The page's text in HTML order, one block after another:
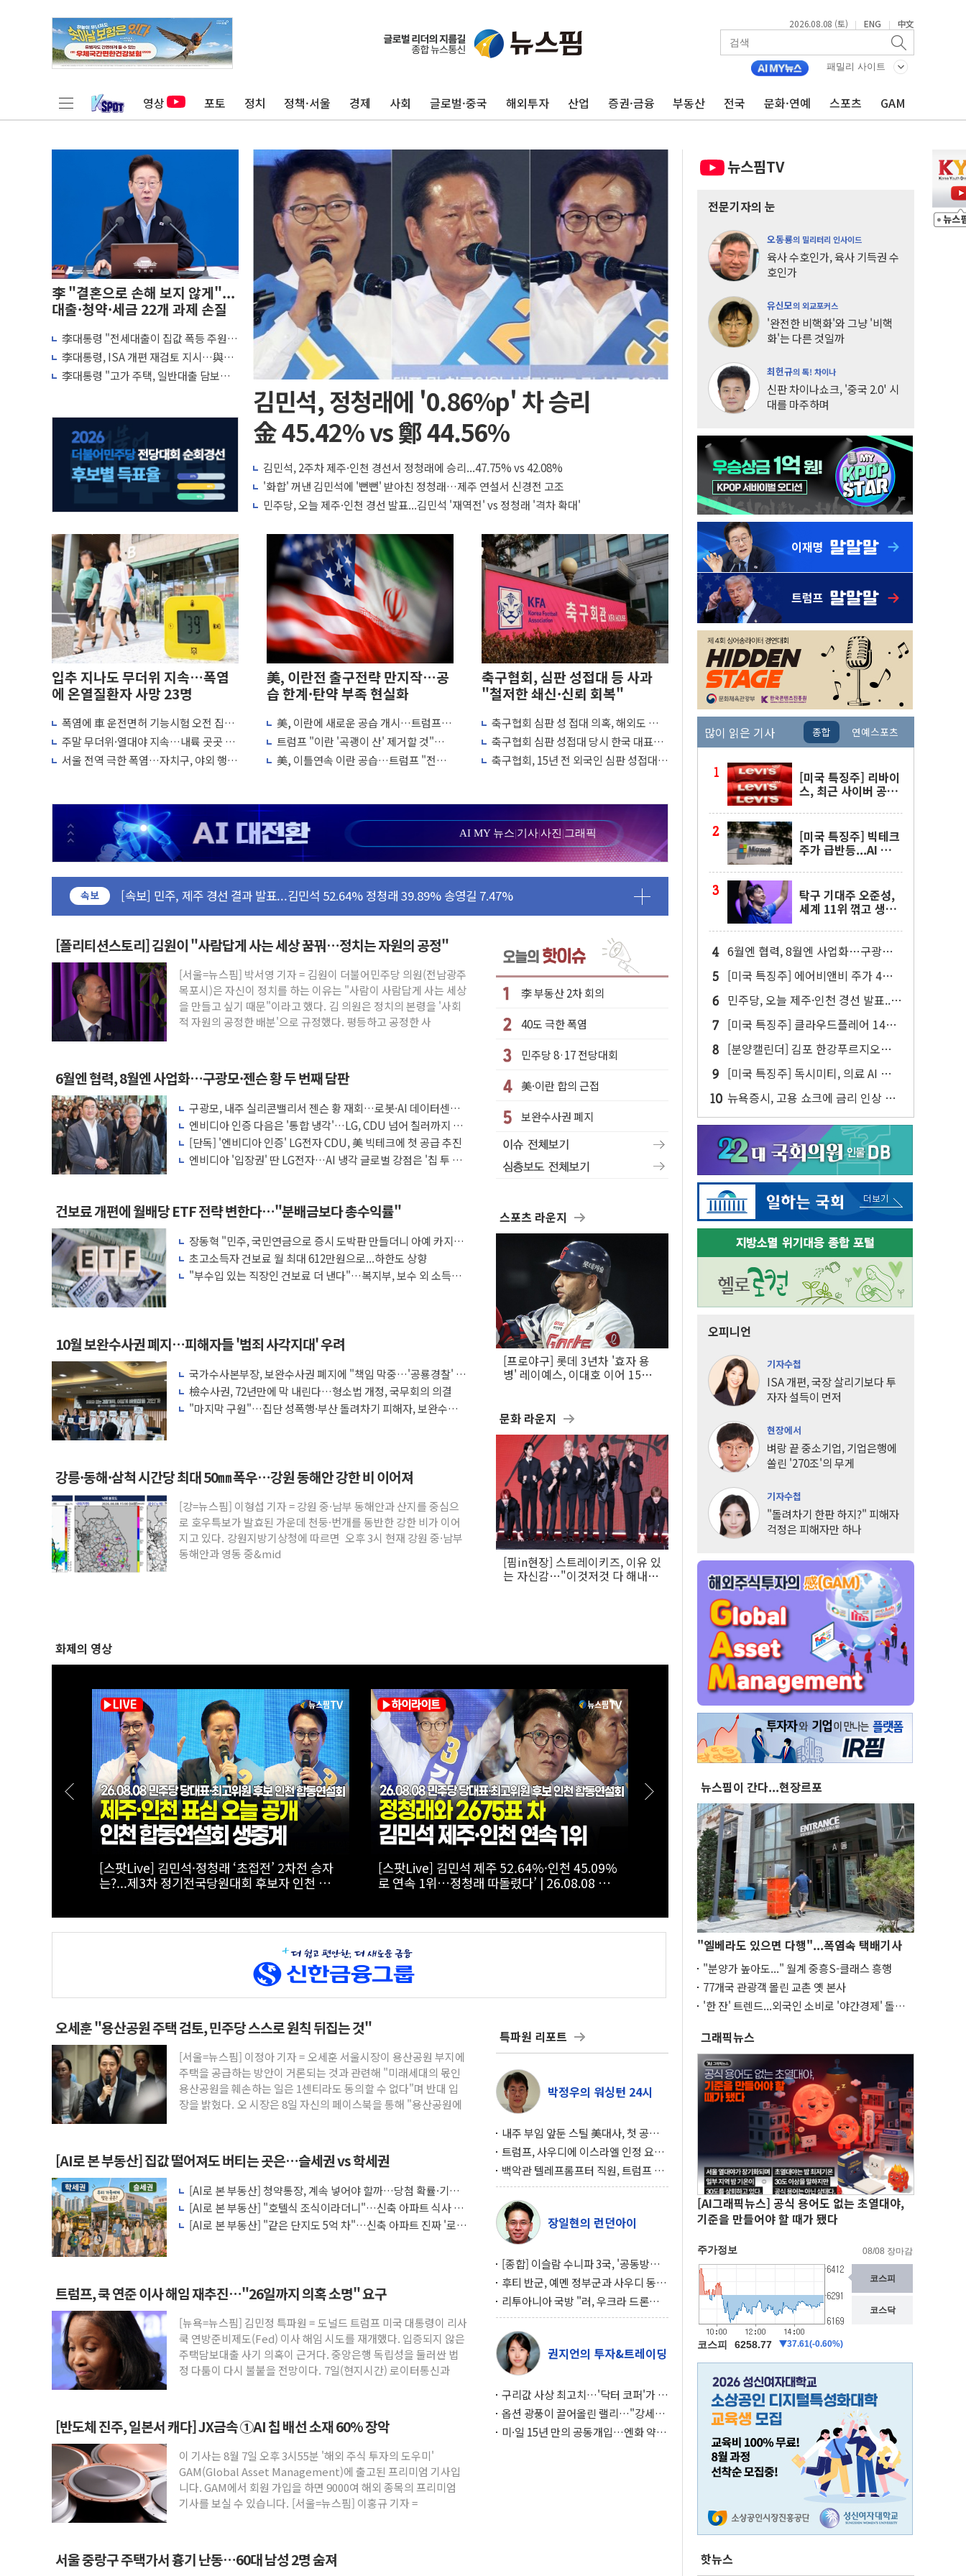
2026.08.08 (토) | ENG | 中文
패밀리 사이트
영상 포토 정치 정책·서울 경제 사회 글로벌·중국 해외투자 산업 증권·금융 부동산 전국 문화·연예 스포츠 GAM
李 "결혼으로 손해 보지 않게"...
대출·청약·세금 22개 과제 손질
李대통령 "전세대출이 집값 폭등 주원
인…유주택자 제한·규제 강화 검토"
李대통령, ISA 개편 재검토 지시…與
"적극 환영"·野 "졸속 국정"
李대통령 "고가 주택, 일반대출 담보가
김민석, 정청래에 '0.86%p' 차 승리
金 45.42% vs 鄭 44.56%
김민석, 2주차 제주·인천 경선서 정청래에 승리...47.75% vs 42.08%
'화합' 꺼낸 김민석에 '뻔뻔' 받아친 정청래…제주 연설서 신경전 고조
민주당, 오늘 제주·인천 경선 발표...김민석 '재역전' vs 정청래 '격차 확대'
입추 지나도 무더위 지속…폭염
에 온열질환자 사망 23명
폭염에 車 운전면허 기능시험 오전 집중
편성…체감온도 38도 넘으면 중단
주말 무더위·열대야 지속…내륙 곳곳 소
나기
서울 전역 극한 폭염…자치구, 야외 행사
美, 이란전 출구전략 만지작…공
습 한계·탄약 부족 현실화
美, 이란에 새로운 공습 개시…트럼프
"이제 우리 차례"
트럼프 "이란 '곡괭이 산' 제거할 것"…
미군, 사흘째 이란 야간 공습
美, 이틀연속 이란 공습…트럼프 "전쟁
축구협회, 심판 성접대 등 사과
"철저한 쇄신·신뢰 회복"
축구협회 심판 성 접대 의혹, 해외도 관심
↑…감독 선임 과정 수사까지 외신 주목
축구협회 심판 성접대 당시 한국 대표팀
7경기 무패 행진
축구협회, 15년 전 외국인 심판 성접대
AI MY 뉴스|기사|사진 |그래픽
속보
울진·영덕 '호우특보'-포항 '산사태 주의보'...경북도, 호우 피해·통제구간 없어
[종합] 김민석, 정청래에 '0.86%p' 차 재역전 성공...金 45.42% vs 鄭 44.56%
인천 합동연설회 나선 송영길·정청래·김민석 당대표 후보
인사하는 김민석 당대표 후보
[속보] 민주, 제주·인천 경선 결과 발표...김민석 47.75% 정청래 42.08%
[속보] 민주, 인천 경선 결과 발표...김민석 45.09% 정청래 43.27% 송영길 11.63%
[속보] 민주, 제주 경선 결과 발표...김민석 52.64% 정청래 39.89% 송영길 7.47%
이번주 국내 주요 금융일정(8.10~8.14)
美, 이란전 출구전략 만지작…공습 한계·탄약 부족 현실화
강릉·동해·삼척 시간당 최대 50㎜ 폭우…강원 동해안 강한 비 이어져
폐기물 수거하다 참변…60대 환경미화원 수거차에 치여 사망
서울 중랑구 주택가서 흉기 난동…60대 남성 2명 숨져
李대통령 "결혼 때문에 손해 보는 일 없게"…'결혼 페널티' 22개 과제 손본다
여수 오동도 인근 해상서 모터보트 전복…1명 사망·1명 실종
추미애, '위안부' 피해자 기림의 날 참석..."국제적 시민 연대로 목소리 내야"
인천 선재도 갯벌서 해루질 중 실종 60대 나흘만에 숨진 채 발견
인천서 말다툼 중 어머니 흉기 살해 10대 아들 체포
'화합' 꺼낸 김민석에 '뻔뻔' 받아친 정청래…제주 연설서 신경전 고조
李대통령, ISA 개편 재검토 지시…與 "적극 환영"·野 "졸속 국정"
[폴리티션스토리] 김원이 "사람답게 사는 세상 꿈꿔…정치는 자원의 공정"
[서울=뉴스핌] 박서영 기자 = 김원이 더불어민주당 의원(전남광주
목포시)은 자신이 정치를 하는 이유는 "사람이 사람답게 사는 세상
을 만들고 싶기 때문"이라고 했다. 김 의원은 정치의 본령을 '사회
적 자원의 공정한 배분'으로 규정했다. 평등하고 공정한 사
6월엔 협력, 8월엔 사업화…구광모·젠슨 황 두 번째 담판
구광모, 내주 실리콘밸리서 젠슨 황 재회…로봇·AI 데이터센터·
모빌리티 구체화
엔비디아 인증 다음은 '통합 냉각'…LG, CDU 넘어 칠러까지 묶
는다
[단독] '엔비디아 인증' LG전자 CDU, 美 빅테크에 첫 공급 추진
엔비디아 '입장권' 딴 LG전자…AI 냉각 글로벌 강점은 '칩 투 칠
건보료 개편에 월배당 ETF 전략 변한다…"분배금보다 총수익률"
장동혁 "민주, 국민연금으로 증시 도박판 만들더니 아예 카지노
차릴 판"
초고소득자 건보료 월 최대 612만원으로...하한도 상향
"부수입 있는 직장인 건보료 더 낸다"…복지부, 보수 외 소득월
10월 보완수사권 폐지…피해자들 '범죄 사각지대' 우려
국가수사본부장, 보완수사권 폐지에 "책임 막중…'공룡경찰' 우
려 해소"
檢수사권, 72년만에 막 내린다…형소법 개정, 국무회의 의결
"마지막 구원"…집단 성폭행·부산 돌려차기 피해자, 보완수사
강릉·동해·삼척 시간당 최대 50㎜ 폭우…강원 동해안 강한 비 이어져
[강=뉴스핌] 이형섭 기자 = 강원 중·남부 동해안과 산지를 중심으
로 호우특보가 발효된 가운데 천둥·번개를 동반한 강한 비가 이어
지고 있다. 강원지방기상청에 따르면 오후 3시 현재 강원 중·남부
동해안과 영동 중&mid
李 부동산 2차 회의
40도 극한 폭염
민주당 8·17 전당대회
美·이란 합의 근접
보완수사권 폐지
스포츠 라운지
[프로야구] 롯데 3년차 '효자 용
병' 레이예스, 이대호 이어 15년
문화 라운지
[핌in현장] 스트레이키즈, 이유 있
는 자신감…"이것저것 다 해내는
화제의 영상
[스팟Live] 송영길 “뼈해장국도 3번 끓이면 물
도 안 나와”…정청래 연임에 ‘직격탄’ |
[스팟Live] 정청래, 김민석에 “사과 먼저”…송
영길엔 “사람 고쳐 쓰는 거 아냐” | 26.08.08 더
[스팟Live] 환호 속 입장해 나란히 ‘찰칵’…서로
‘저격 연설’ 들을 때 후보들 표정은? | 26.08.08
더불어민주당 당대표·최고위원 후보 인천 합동
오세훈 "용산공원 주택 검토, 민주당 스스로 원칙 뒤집는 것"
[서울=뉴스핌] 이정아 기자 = 오세훈 서울시장이 용산공원 부지에
주택을 공급하는 방안이 거론되는 것과 관련해 "미래세대의 몫인
용산공원을 훼손하는 일은 1센티라도 동의할 수 없다"며 반대 입
장을 밝혔다. 오 시장은 8일 자신의 페이스북을 통해 "용산공원에
[AI로 본 부동산] 집값 떨어져도 버티는 곳은…슬세권 vs 학세권
[AI로 본 부동산] 청약통장, 계속 넣어야 할까…당첨 확률·기회
비용 따져보니
[AI로 본 부동산] "호텔식 조식이라더니"…신축 아파트 식사 서
비스의 속사정
[AI로 본 부동산] "같은 단지도 5억 차"…신축 아파트 진짜 '로얄
트럼프, 쿡 연준 이사 해임 재추진…"26일까지 의혹 소명" 요구
[뉴욕=뉴스핌] 김민정 특파원 = 도널드 트럼프 미국 대통령이 리사
쿡 연방준비제도(Fed) 이사 해임 시도를 재개했다. 입증되지 않은
주택담보대출 사기 의혹이 근거다. 중앙은행 독립성을 둘러싼 법
정 다툼이 다시 불붙을 전망이다. 7일(현지시간) 로이터통신과
[반도체 진주, 일본서 캐다] JX금속 ①AI 칩 배선 소재 60% 장악
이 기사는 8월 7일 오후 3시55분 '해외 주식 투자의 도우미'
GAM(Global Asset Management)에 출고된 프리미엄 기사입
니다. GAM에서 회원 가입을 하면 9000여 해외 종목의 프리미엄
기사를 보실 수 있습니다. [서울=뉴스핌] 이홍규 기자 =
서울 중랑구 주택가서 흉기 난동…60대 남성 2명 숨져
특파원 리포트
박정우의 워싱턴 24시
내주 부임 앞둔 스틸 美대사, 첫 공개
행사서 "한미동맹 강화 최우선 과제"
트럼프, 사우디에 이스라엘 인정 요
구…원자력 협정 서명 하루 만에 좌초
위기
백악관 텔레프롬프터 직원, 트럼프 연
설 미리 보고 베팅 시장서 10만달러 챙
겨
장일현의 런던아이
[종합] 이슬람 수니파 3국, '공동방위
협정' 체결… 이스라엘·이란 위협에
맞설 자체 억지력 강화
후티 반군, 예멘 정부군과 사우디 동시
공격… 위기 고조되는 또 다른 중동 화
약고
리투아니아 국방 "러, 우크라 드론으
로 나토 회원국 공격 검토… 거짓 깃발
작전"
권지언의 투자&트레이딩
구리값 사상 최고치…'닥터 코퍼'가 말
하는 경기 신호가 달라졌다
옵션 광풍이 끌어올린 랠리…"강세장
이면에 과열 경고등"
미·일 15년 만의 공동개입…엔화 약세
뉴스핌TV
전문기자의 눈
오동룡의 밀리터리 인사이드
육사 수호인가, 육사 기득권 수
호인가
유신모의 외교포커스
'완전한 비핵화'와 그냥 '비핵
화'는 다른 것일까
최헌규의 톡! 차이나
신판 차이나쇼크, '중국 2.0' 시
대를 마주하며
많이 읽은 기사 종합 연예스포츠
[미국 특징주] 리바이
스, 최근 사이버 공격
실 공개
[미국 특징주] 빅테크
주가 급반등...AI 불안
아나
탁구 기대주 오준성,
세계 11위 꺾고 생애
강행
6월엔 협력, 8월엔 사업화…구광모·
젠슨 황 두 번째 담판
[미국 특징주] 에어비앤비 주가 4년
만에 최고...연간 매출 상향에 투자자
반색
민주당, 오늘 제주·인천 경선 발표...
김민석 '재역전' vs 정청래 '격차 확
대'
[미국 특징주] 클라우드플레어 14%
급등해 신고점...AI 지출 확대에 전망
상향
[분양캘린더] 김포 한강푸르지오리버
프론트 등 3284가구 분양
[미국 특징주] 독시미티, 의료 AI 안전
성 美 1위에 50%대 폭등
뉴욕증시, 고용 쇼크에 금리 인상 우
려 후퇴…S&P500 최고치
오피니언
기자수첩
ISA 개편, 국장 살리기보다 투
자자 설득이 먼저
현장에서
벼랑 끝 중소기업, 기업은행에
쏠린 '270조'의 무게
기자수첩
"돌려차기 한판 하지?" 피해자
걱정은 피해자만 하나
뉴스핌이 간다...현장르포
"엘베라도 있으면 다행"...폭염속 택배기사
"분양가 높아도..." 월계 중흥S-클래스 흥행
77개국 관광객 몰린 교촌 옛 본사
'한 잔' 트렌드...외국인 소비로 '야간경제' 돌파
그래픽뉴스
[AI그래픽뉴스] 공식 용어도 없는 초열대야,
기준을 만들어야 할 때가 됐다
핫뉴스